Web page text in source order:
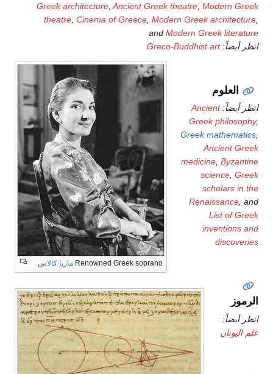
Greek architecture Ancient Greek theatre Modern Greek
theatre Cinema of Greece Modern Greek architecture
and Modern Greek literature
انظر أيضاً:Greco-Buddhist art
Renowned Greek soprano ماريا كالاس
العلوم
انظر أيضاً:Ancient
Greek philosophy,
Greek mathematics
Ancient Greek
medicine Byzantine
science Greek
scholars in the
Renaissance , and
List of Greek
inventions and
discoveries
الرموز
انظر أيضاً:
علم اليونان